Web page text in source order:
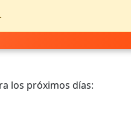
los próximos días: